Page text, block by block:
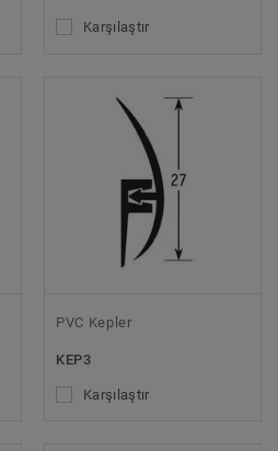
Karşılaştır
PVC Kepler
KEP3
Karşılaştır